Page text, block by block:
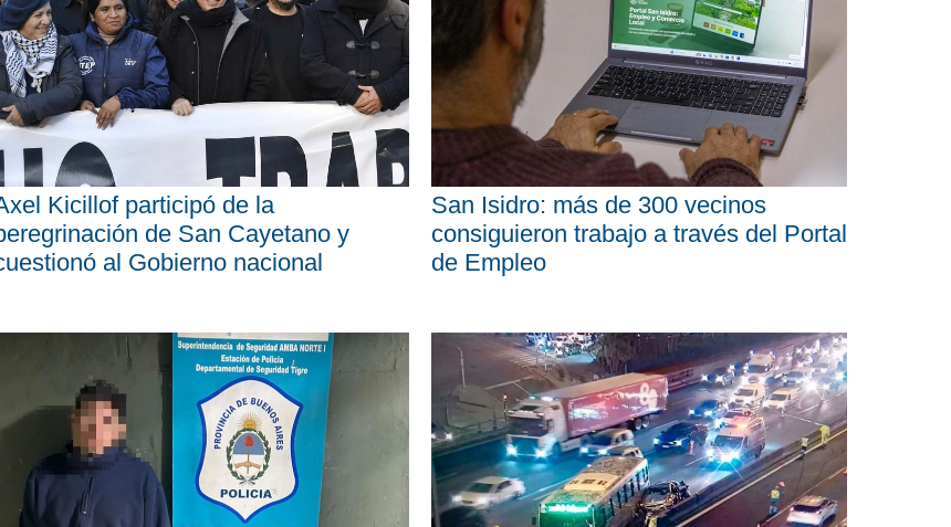
Kicillof participó de la
de San Cayetano y
al Gobierno nacional
San Isidro: más de 300 vecinos
consiguieron trabajo a través del Portal
de Empleo